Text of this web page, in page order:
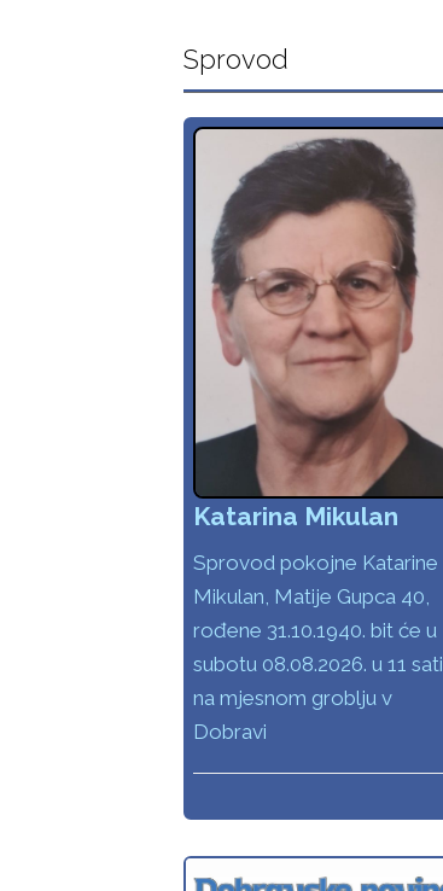
Sprovod
Katarina Mikulan
Sprovod pokojne Katarine
Mikulan, Matije Gupca 40,
rođene 31.10.1940. bit će u
subotu 08.08.2026. u 11 sati
na mjesnom groblju v
Dobravi